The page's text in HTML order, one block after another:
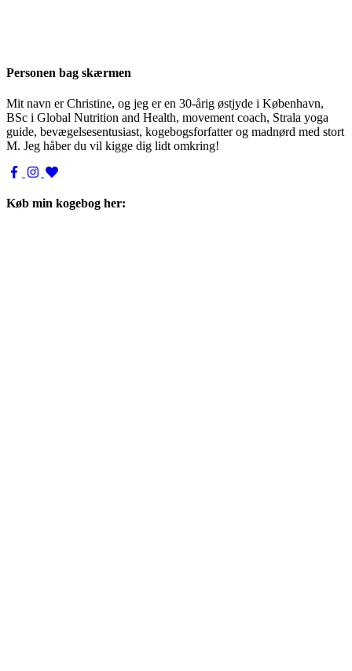
Personen bag skærmen
Mit navn er Christine, og jeg er en 30-årig østjyde i København,
BSc i Global Nutrition and Health, movement coach, Strala yoga
guide, bevægelsesentusiast, kogebogsforfatter og madnørd med stort
M. Jeg håber du vil kigge dig lidt omkring!
Køb min kogebog her: